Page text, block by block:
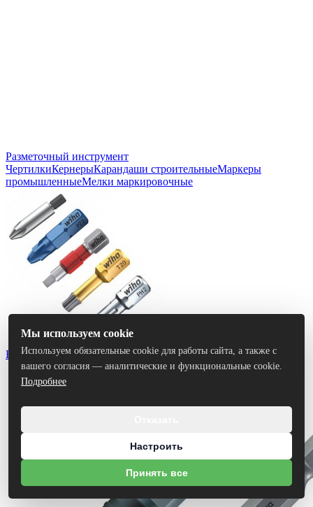
Разметочный инструмент
ЧертилкиКернерыКарандаши строительныеМаркеры
промышленныеМелки маркировочные
Биты
Мы используем cookie
Используем обязательные cookie для работы сайта, а также с
вашего согласия — аналитические и функциональные cookie.
Подробнее
Настроить
Принять все